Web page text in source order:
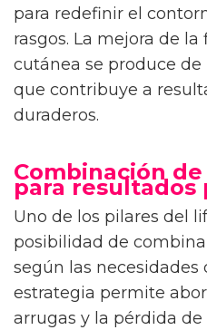
para redefinir el
rasgos. La mejora de
cutánea se produce
que contribuye a
duraderos.
Combinación
para resultados
Uno de los pilares del
posibilidad de
según las necesidades
estrategia permite
arrugas y la pérdida